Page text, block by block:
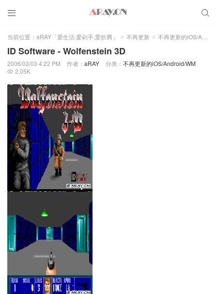
 
当前位置： aRAY「爱生活.爱剁手.爱折腾」 > 不再更新 > 不再更新的iOS/Android/WM
ID Software - Wolfenstein 3D
2006/03/03 4:22 PM 作者： aRAY 分类： 不再更新的iOS/Android/WM
 2.05K